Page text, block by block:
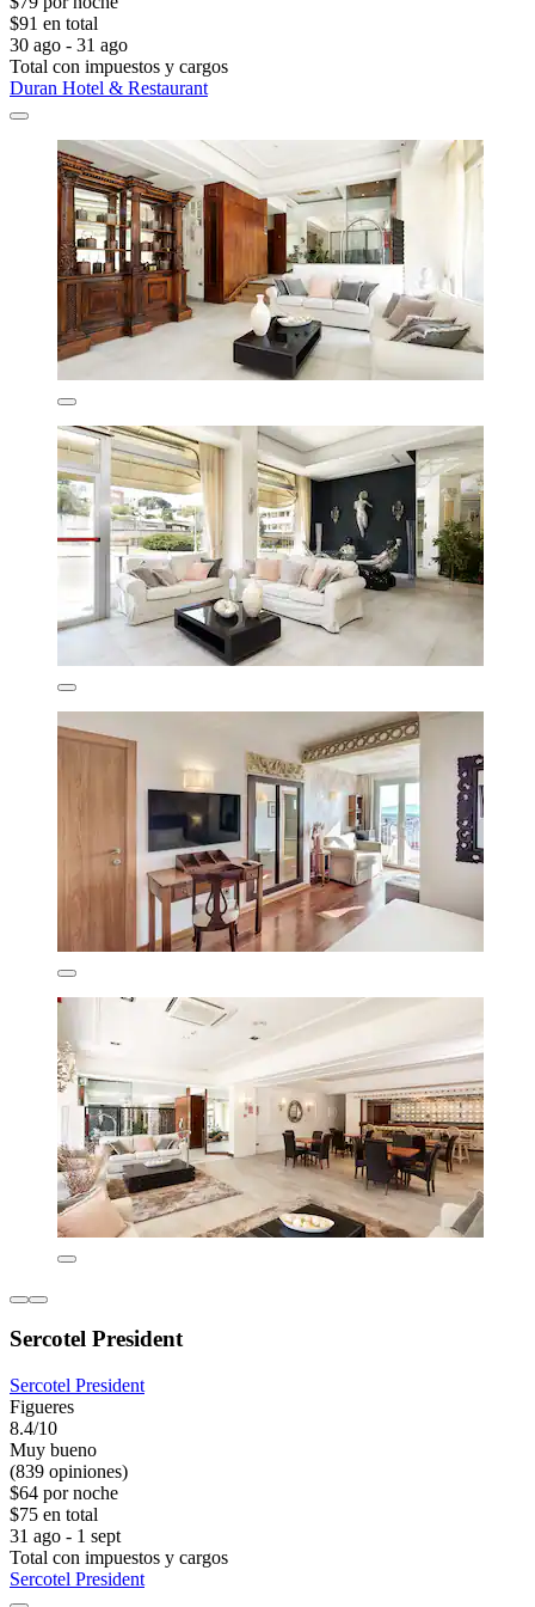
$91 en total
30 ago - 31 ago
Total con impuestos y cargos
Duran Hotel & Restaurant
Sercotel President
Sercotel President
Figueres
8.4/10
Muy bueno
(839 opiniones)
$64 por noche
$75 en total
31 ago - 1 sept
Total con impuestos y cargos
Sercotel President